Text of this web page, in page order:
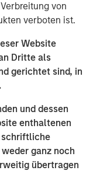
von
verboten ist.
Website
Dritte als
gerichtet sind, in
und dessen
enthaltenen
schriftliche
ganz noch
übertragen